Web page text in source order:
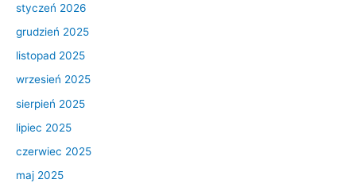
styczeń 2026
grudzień 2025
listopad 2025
wrzesień 2025
sierpień 2025
lipiec 2025
czerwiec 2025
maj 2025